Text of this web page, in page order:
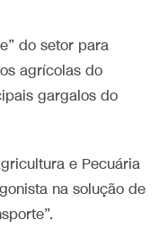
do setor para
agrícolas do
gargalos do
e Pecuária
na solução de